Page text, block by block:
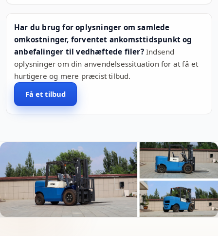
Har du brug for oplysninger om samlede
omkostninger, forventet ankomsttidspunkt og
anbefalinger til vedhæftede filer?Indsend
oplysninger om din anvendelsessituation for at få et
hurtigere og mere præcist tilbud.
Få et tilbud